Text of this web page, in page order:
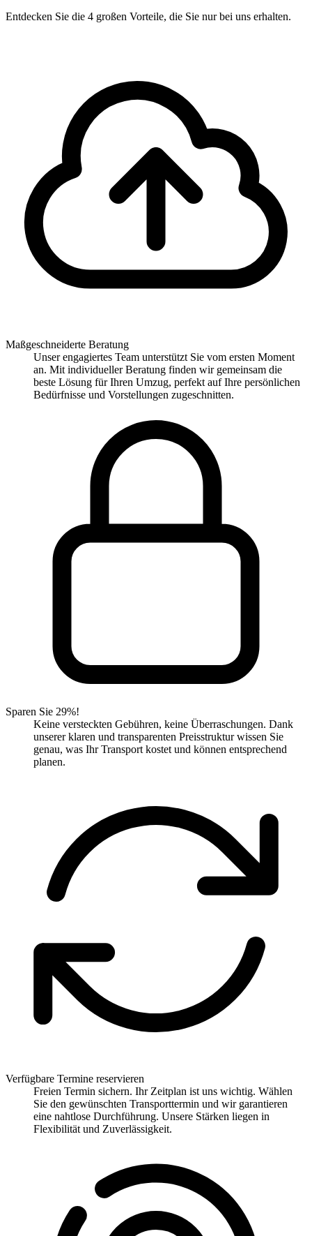
Entdecken Sie die 4 großen Vorteile, die Sie nur bei uns erhalten.
Maßgeschneiderte Beratung
Unser engagiertes Team unterstützt Sie vom ersten Moment
an. Mit individueller Beratung finden wir gemeinsam die
beste Lösung für Ihren Umzug, perfekt auf Ihre persönlichen
Bedürfnisse und Vorstellungen zugeschnitten.
Sparen Sie 29%!
Keine versteckten Gebühren, keine Überraschungen. Dank
unserer klaren und transparenten Preisstruktur wissen Sie
genau, was Ihr Transport kostet und können entsprechend
planen.
Verfügbare Termine reservieren
Freien Termin sichern. Ihr Zeitplan ist uns wichtig. Wählen
Sie den gewünschten Transporttermin und wir garantieren
eine nahtlose Durchführung. Unsere Stärken liegen in
Flexibilität und Zuverlässigkeit.